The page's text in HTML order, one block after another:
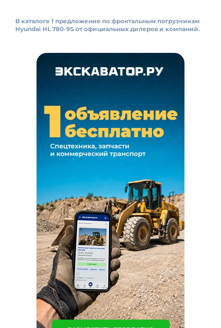
В каталоге 1 предложение по фронтальным погрузчикам
Hyundai HL 780-9S от официальных дилеров и компаний.